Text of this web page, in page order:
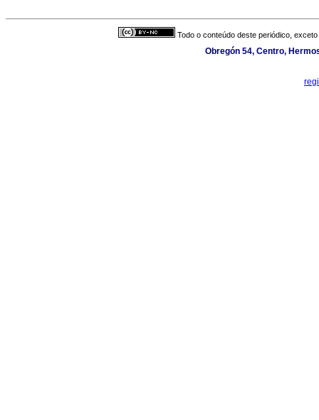
Todo o conteúdo deste periódico,
Obregón 54, Centro,